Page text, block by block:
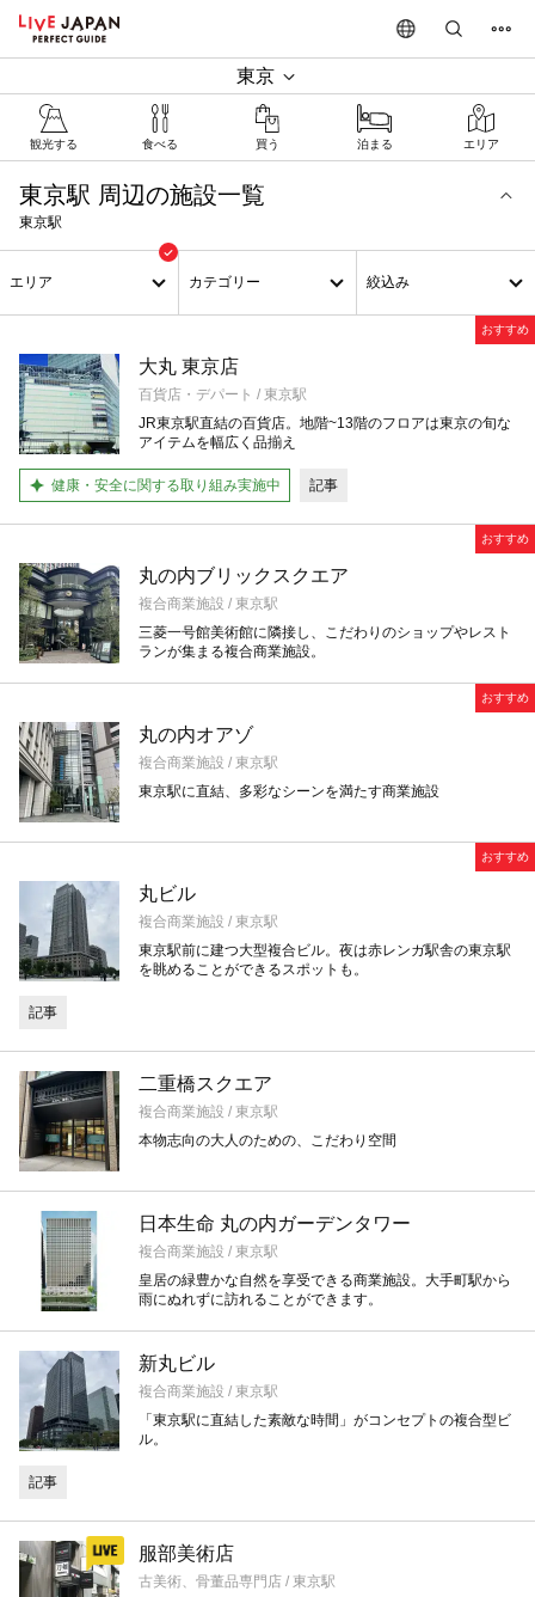
東京
観光する 食べる 買う 泊まる エリア
東京駅 周辺の施設一覧
東京駅
エリア カテゴリー 絞込み
おすすめ
大丸 東京店
百貨店・デパート / 東京駅
JR東京駅直結の百貨店。地階~13階のフロアは東京の旬な
アイテムを幅広く品揃え
健康・安全に関する取り組み実施中 記事
おすすめ
丸の内ブリックスクエア
複合商業施設 / 東京駅
三菱一号館美術館に隣接し、こだわりのショップやレスト
ランが集まる複合商業施設。
おすすめ
丸の内オアゾ
複合商業施設 / 東京駅
東京駅に直結、多彩なシーンを満たす商業施設
おすすめ
丸ビル
複合商業施設 / 東京駅
東京駅前に建つ大型複合ビル。夜は赤レンガ駅舎の東京駅
を眺めることができるスポットも。
記事
二重橋スクエア
複合商業施設 / 東京駅
本物志向の大人のための、こだわり空間
日本生命 丸の内ガーデンタワー
複合商業施設 / 東京駅
皇居の緑豊かな自然を享受できる商業施設。大手町駅から
雨にぬれずに訪れることができます。
新丸ビル
複合商業施設 / 東京駅
「東京駅に直結した素敵な時間」がコンセプトの複合型ビ
ル。
記事
服部美術店
古美術、骨董品専門店 / 東京駅